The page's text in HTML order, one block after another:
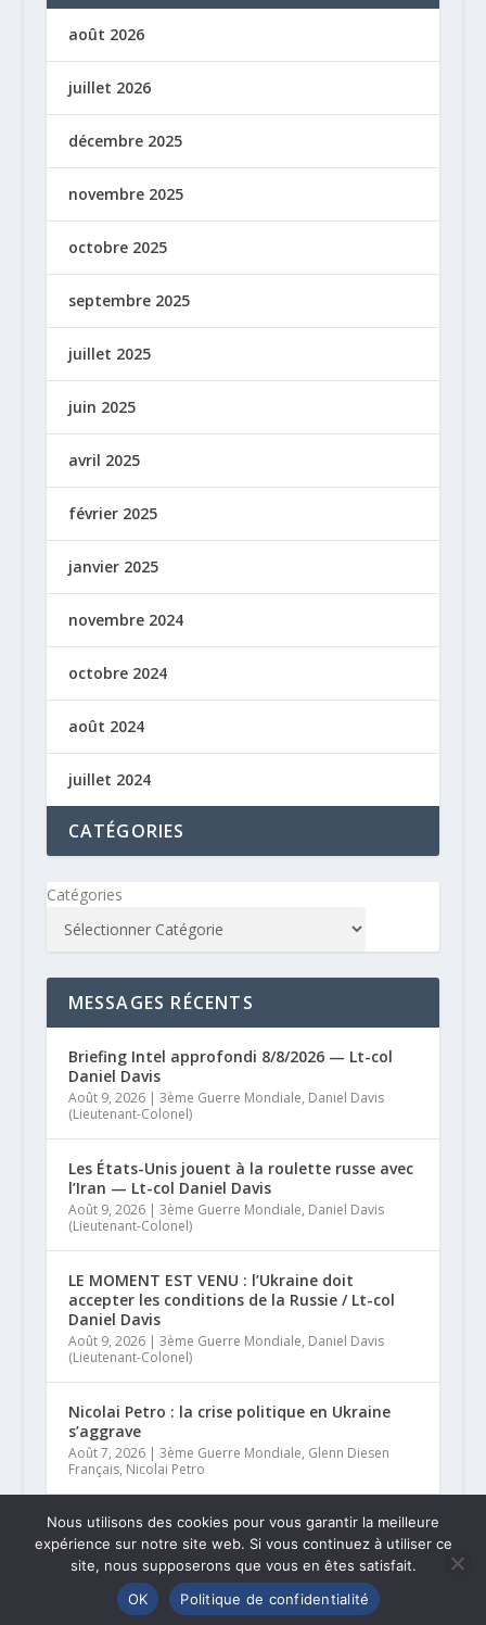
août 2026
juillet 2026
décembre 2025
novembre 2025
octobre 2025
septembre 2025
juillet 2025
juin 2025
avril 2025
février 2025
janvier 2025
novembre 2024
octobre 2024
août 2024
juillet 2024
CATÉGORIES
Catégories
MESSAGES RÉCENTS
Briefing Intel approfondi 8/8/2026 — Lt-col
Daniel Davis
Août 9, 2026| 3ème Guerre Mondiale, Daniel Davis
(Lieutenant-Colonel)
Les États-Unis jouent à la roulette russe avec
l’Iran — Lt-col Daniel Davis
Août 9, 2026| 3ème Guerre Mondiale, Daniel Davis
(Lieutenant-Colonel)
LE MOMENT EST VENU : l’Ukraine doit
accepter les conditions de la Russie / Lt-col
Daniel Davis
Août 9, 2026| 3ème Guerre Mondiale, Daniel Davis
(Lieutenant-Colonel)
Nicolai Petro : la crise politique en Ukraine
s’aggrave
Août 7, 2026| 3ème Guerre Mondiale, Glenn Diesen
Français, Nicolai Petro
Karen Kwiatkowski : l’armée américaine
s’effondre, l’économie s’écroule
Août 7, 2026|3ème Guerre Mondiale ,Glenn Diesen
,Karen Kwiatkowski
Nous utilisons des cookies pour vous garantir la meilleure
expérience sur notre site web. Si vous continuez à utiliser ce
site, nous supposerons que vous en êtes satisfait.
OK
Politique de confidentialité